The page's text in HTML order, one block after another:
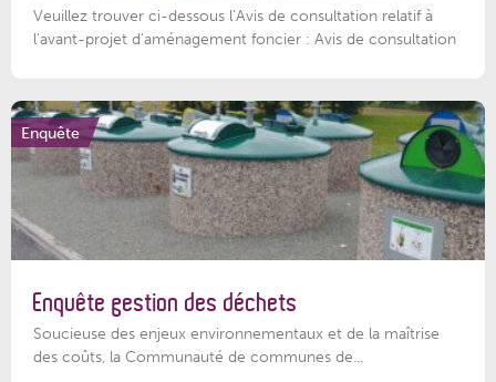
Veuillez trouver ci-dessous l’Avis de consultation relatif à
l'avant-projet d'aménagement foncier : Avis de consultation
Enquête
Enquête gestion des déchets
Soucieuse des enjeux environnementaux et de la maîtrise
des coûts, la Communauté de communes de...